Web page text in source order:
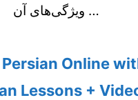
ویژگی‌های آن …
Persian Online
Lessons +